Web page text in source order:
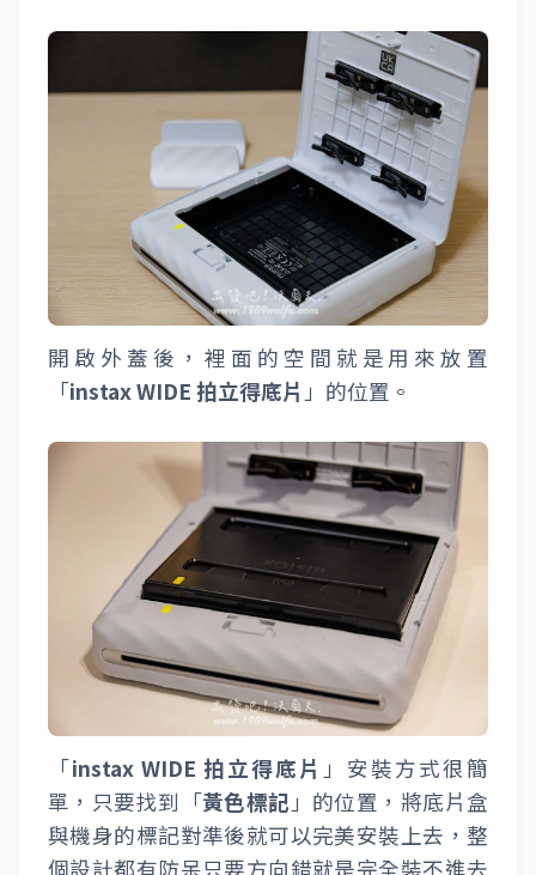
機身背面是「instax WIDE 拍立得底片
擔心這樣會不會不小心誤觸，導致尚未使用完
的底片曝光報廢，不過實際使用及攜帶外出
後，發現並沒有那麼容易誤觸導致外蓋開啟，
大家可以放心啊！